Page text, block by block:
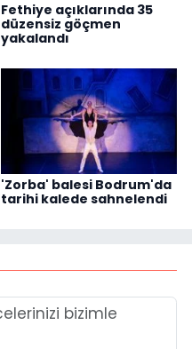
Fethiye açıklarında 35
düzensiz göçmen
yakalandı
'Zorba' balesi Bodrum'da
tarihi kalede sahnelendi